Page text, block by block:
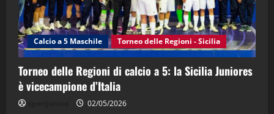
4
"SportEmpire" in Podcast Sport News
“SportEmpire” in Podcast: 27^ Puntata
(Martedi 14 Aprile 2026)
15/04/2026
"SportEmpire" in Podcast
“SportEmpire” in Podcast: 26^ Puntata
Calcio a 5 Maschile Torneo delle Regioni - Sicilia
Torneo delle Regioni di calcio a 5: la Sicilia Juniores
è vicecampione d’Italia
02/05/2026